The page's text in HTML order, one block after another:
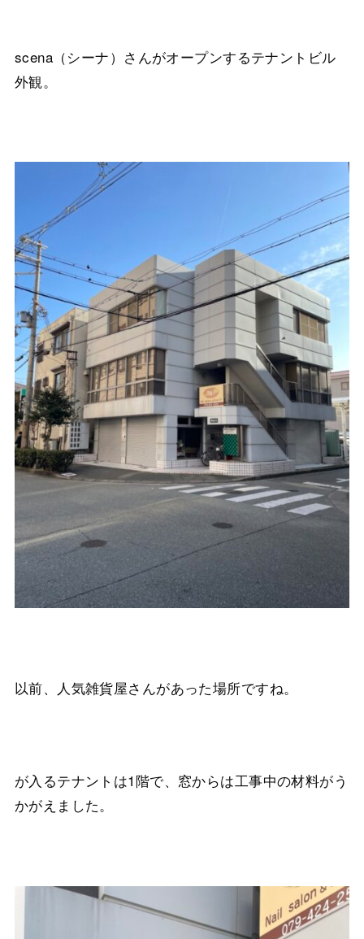
scena（シーナ）さんがオープンするテナントビル
外観。
以前、人気雑貨屋さんがあった場所ですね。
が入るテナントは1階で、窓からは工事中の材料がう
かがえました。